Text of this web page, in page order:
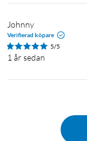
Johnny
Verifierad köpare
5/5
1 år sedan